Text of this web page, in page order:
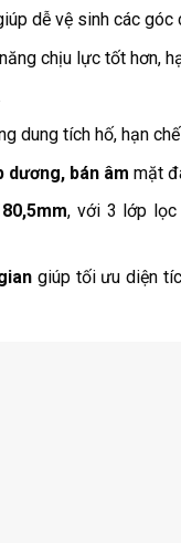
dễ vệ sinh các góc
chịu lực tốt hơn,
dung tích hố, hạn
dương, bán âm mặt
, với 3 lớp lọc
giúp tối ưu diện